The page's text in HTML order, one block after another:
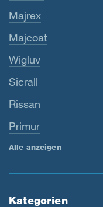
Majrex
Majcoat
Wigluv
Sicrall
Rissan
Primur
Alle anzeigen
Kategorien